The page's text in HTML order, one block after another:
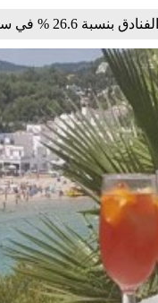
26.6 % في سلطنة عُمان